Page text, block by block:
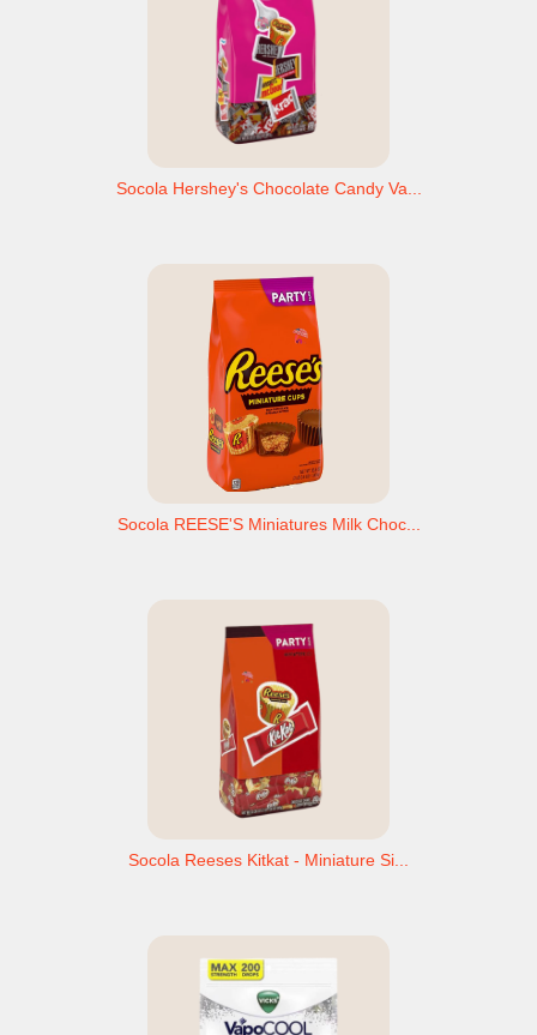
Socola Hershey's Chocolate Candy Va...
Socola REESE'S Miniatures Milk Choc...
Socola Reeses Kitkat - Miniature Si...